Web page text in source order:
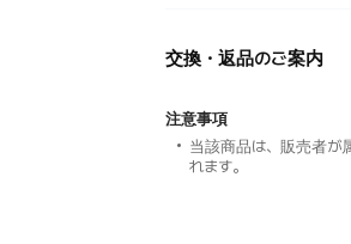
交換・返品のご案内
注意事項
当該商品は、販売者が
れます。